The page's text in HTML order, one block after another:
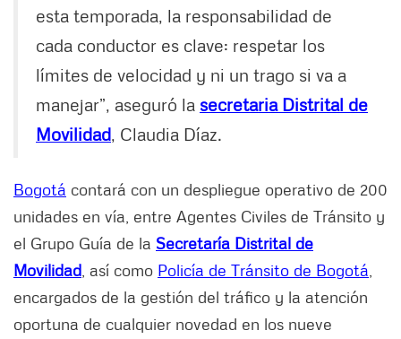
esta temporada, la responsabilidad de
cada conductor es clave: respetar los
límites de velocidad y ni un trago si va a
manejar”, aseguró la secretaria Distrital de
Movilidad, Claudia Díaz.
Bogotá contará con un despliegue operativo de 200
unidades en vía, entre Agentes Civiles de Tránsito y
el Grupo Guía de la Secretaría Distrital de
Movilidad , así como Policía de Tránsito de Bogotá
encargados de la gestión del tráfico y la atención
oportuna de cualquier novedad en los nueve